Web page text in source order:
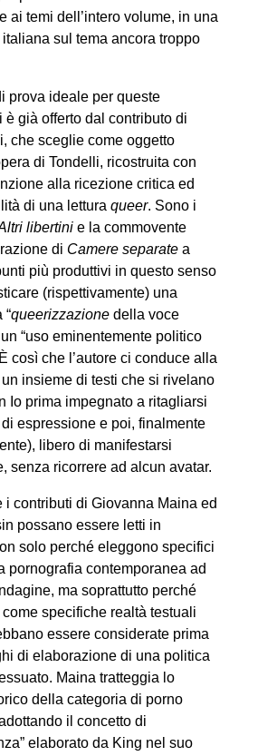
ai temi dell’intero volume, in una
sul tema ancora troppo
prova ideale per queste
è già offerto dal contributo di
che sceglie come oggetto
di Tondelli, ricostruita con
alla ricezione critica ed
di una letturaqueer. Sono i
libertini e la commovente
di Camere separate a
più produttivi in questo senso
(rispettivamente) una
“queerizzazione della voce
“uso eminentemente politico
così che l’autore ci conduce alla
insieme di testi che si rivelano
Io prima impegnato a ritagliarsi
espressione e poi, finalmente
libero di manifestarsi
senza ricorrere ad alcun avatar.
i contributi di Giovanna Maina ed
possano essere letti in
solo perché eleggono specifici
pornografia contemporanea ad
ma soprattutto perché
specifiche realtà testuali
essere considerate prima
di elaborazione di una politica
Maina tratteggia lo
della categoria di porno
il concetto di
elaborato da King nel suo